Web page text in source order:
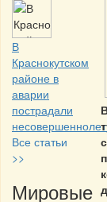
В
Краснокутском
районе в
аварии
пострадали
Все статьи
>>
Мировые